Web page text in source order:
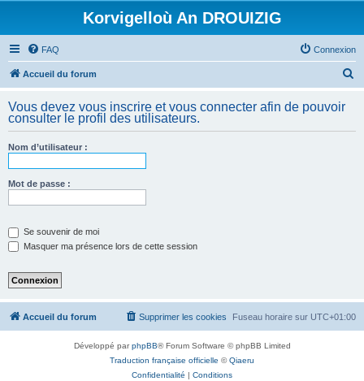
Korvigelloù An DROUIZIG
FAQ Connexion
Accueil du forum
h
Vous devez vous inscrire et vous connecter afin de pouvoir
consulter le profil des utilisateurs.
Nom d’utilisateur :
Mot de passe :
Se souvenir de moi
Masquer ma présence lors de cette session
Accueil du forum Fuseau horaire sur UTC+01:00
Supprimer les cookies
Développé parphpBB® Forum Software © phpBB Limited
Traduction française officielle ©Qiaeru
Confidentialité | Conditions